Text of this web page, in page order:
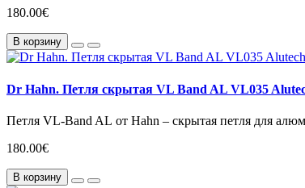
180.00€
В корзину
Dr Hahn. Петля скрытая VL Band AL VL035
Петля VL-Band AL от Hahn – скрытая петля для
180.00€
В корзину